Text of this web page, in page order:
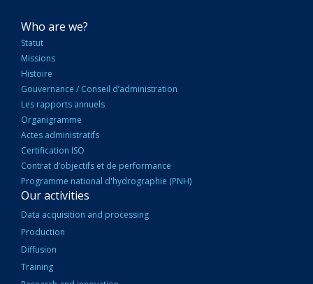
NAVIGATION
PRINCIPALE
Who are we?
Statut
Missions
Histoire
Gouvernance / Conseil d’administration
Les rapports annuels
Organigramme
Actes administratifs
Certification ISO
Contrat d’objectifs et de performance
Programme national d'hydrographie (PNH)
Our activities
Data acquisition and processing
Production
Diffusion
Training